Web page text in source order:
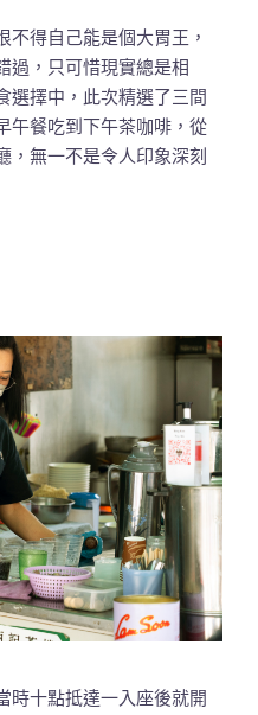
不得自己能是個大胃王，
過，只可惜現實總是相
選擇中，此次精選了三間
午餐吃到下午茶咖啡，從
，無一不是令人印象深刻
時十點抵達一入座後就開